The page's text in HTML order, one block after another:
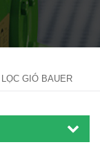
LỌC GIÓ BAUER